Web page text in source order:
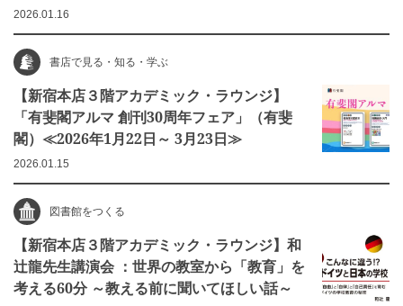
2026.01.16
書店で見る・知る・学ぶ
【新宿本店３階アカデミック・ラウンジ】
「有斐閣アルマ 創刊30周年フェア」（有斐
閣）≪2026年1月22日～ 3月23日≫
2026.01.15
図書館をつくる
【新宿本店３階アカデミック・ラウンジ】和
辻龍先生講演会 ：世界の教室から「教育」を
考える60分 ～教える前に聞いてほしい話～